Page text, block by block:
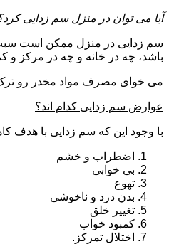
آیا می توان در منزل سم زدایی کرد؟
سم زدایی در منزل ممکن است سبب
باشد، چه در خانه و چه در مرکز
می خوای مصرف مواد مخدر رو
عوارض سم زدایی کدام اند؟
با وجود این که سم زدایی با هدف
اضطراب و خشم
بی خوابی
تهوع
بدن درد و ناخوشی
تغییر خلق
کمبود خواب
اختلال تمرکز.